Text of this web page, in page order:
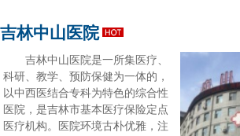
吉林中山医院
吉林中山医院是一所集医疗、
科研、教学、预防保健为一体的，
以中西医结合专科为特色的综合性
医院，是吉林市基本医疗保险定点
医疗机构。医院环境古朴优雅，注